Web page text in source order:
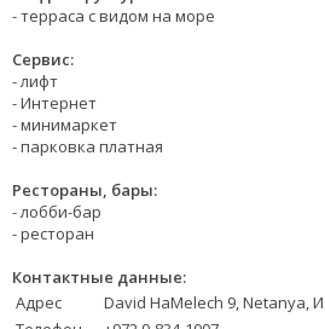
- терраса с видом на море
Сервис:
- лифт
- Интернет
- минимаркет
- парковка платная
Рестораны, бары:
- лобби-бар
- ресторан
Контактные данные:
Адрес
David HaMelech 9, Netanya,